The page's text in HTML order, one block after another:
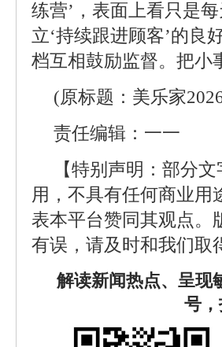
练营’，表面上看只是
立‘持续跟进顾客’的良
档互相鼓励监督。把小
(原标题：美乐家
责任编辑：一一
【特别声明：部分
用，不具有任何商业用
表本平台赞同其观点。
有误，请及时和我们取
解读新闻热点、呈现
号